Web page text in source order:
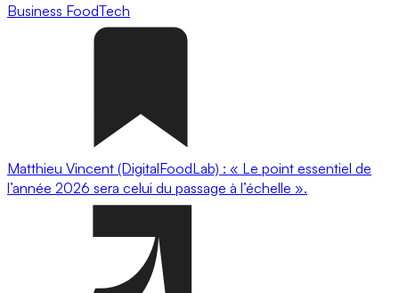
Business FoodTech
Matthieu Vincent (DigitalFoodLab) : « Le point essentiel de
l’année 2026 sera celui du passage à l’échelle ».